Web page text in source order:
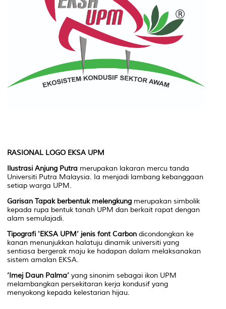
RASIONAL LOGO EKSA UPM
Ilustrasi Anjung Putra merupakan lakaran mercu tanda
Universiti Putra Malaysia. Ia menjadi lambang kebanggaan
setiap warga UPM.
Garisan Tapak berbentuk melengkung merupakan simbolik
kepada rupa bentuk tanah UPM dan berkait rapat dengan
alam semulajadi.
Tipografi 'EKSA UPM’ jenis font Carbon dicondongkan ke
kanan menunjukkan halatuju dinamik universiti yang
sentiasa bergerak maju ke hadapan dalam melaksanakan
sistem amalan EKSA.
‘Imej Daun Palma’ yang sinonim sebagai ikon UPM
melambangkan persekitaran kerja kondusif yang
menyokong kepada kelestarian hijau.